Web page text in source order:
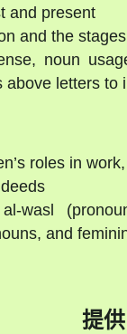
and present
and the
noun
letters to
roles in
wasl
and
提